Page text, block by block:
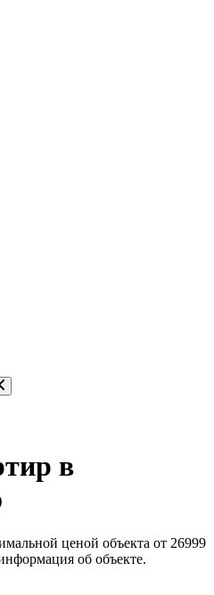
в
ценой объекта от 26999
об объекте.